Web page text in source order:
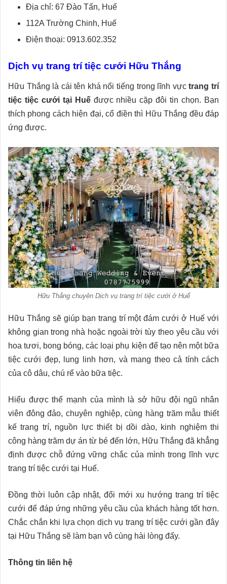
Địa chỉ: 67 Đào Tấn, Huế
112A Trường Chinh, Huế
Điện thoại: 0913.602.352
Dịch vụ trang trí tiệc cưới Hữu Thắng
Hữu Thắng là cái tên khá nổi tiếng trong lĩnh vựctrang trí
tiệc tiệc cưới tại Huếđược nhiều cặp đôi tin chọn. Bạn
thích phong cách hiện đại, cổ điền thì Hữu Thắng đều đáp
ứng được.
Hữu Thắng chuyên Dịch vụ trang trí tiệc cưới ở Huế
Hữu Thắng sẽ giúp bạn trang trí một đám cưới ở Huế với
không gian trong nhà hoặc ngoài trời tùy theo yêu cầu với
hoa tươi, bong bóng, các loại phụ kiện để tạo nên một bữa
tiệc cưới đẹp, lung linh hơn, và mang theo cả tính cách
của cô dâu, chú rể vào bữa tiệc.
Hiểu được thế mạnh của mình là sở hữu đội ngũ nhân
viên đông đảo, chuyên nghiệp, cùng hàng trăm mẫu thiết
kế trang trí, nguồn lực thiết bị dồi dào, kinh nghiệm thi
công hàng trăm dự án từ bé đến lớn, Hữu Thắng đã khẳng
định được chỗ đứng vững chắc của mình trong lĩnh vực
trang trí tiệc cưới tại Huế.
Đồng thời luôn cập nhật, đổi mới xu hướng trang trí tiệc
cưới để đáp ứng những yêu cầu của khách hàng tốt hơn.
Chắc chắn khi lựa chọn dịch vụ trang trí tiệc cưới gần đây
tại Hữu Thắng sẽ làm bạn vô cùng hài lòng đấy.
Thông tin liên hệ